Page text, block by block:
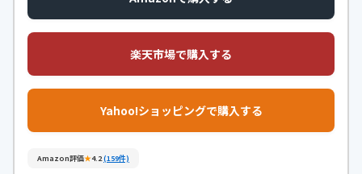
楽天市場で購入する
Yahoo!ショッピングで購入する
Amazon評価★4.2(159件)